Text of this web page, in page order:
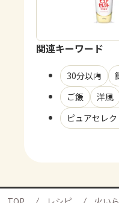
関連キーワード
30分以内
ご飯
洋風
ピュアセレ